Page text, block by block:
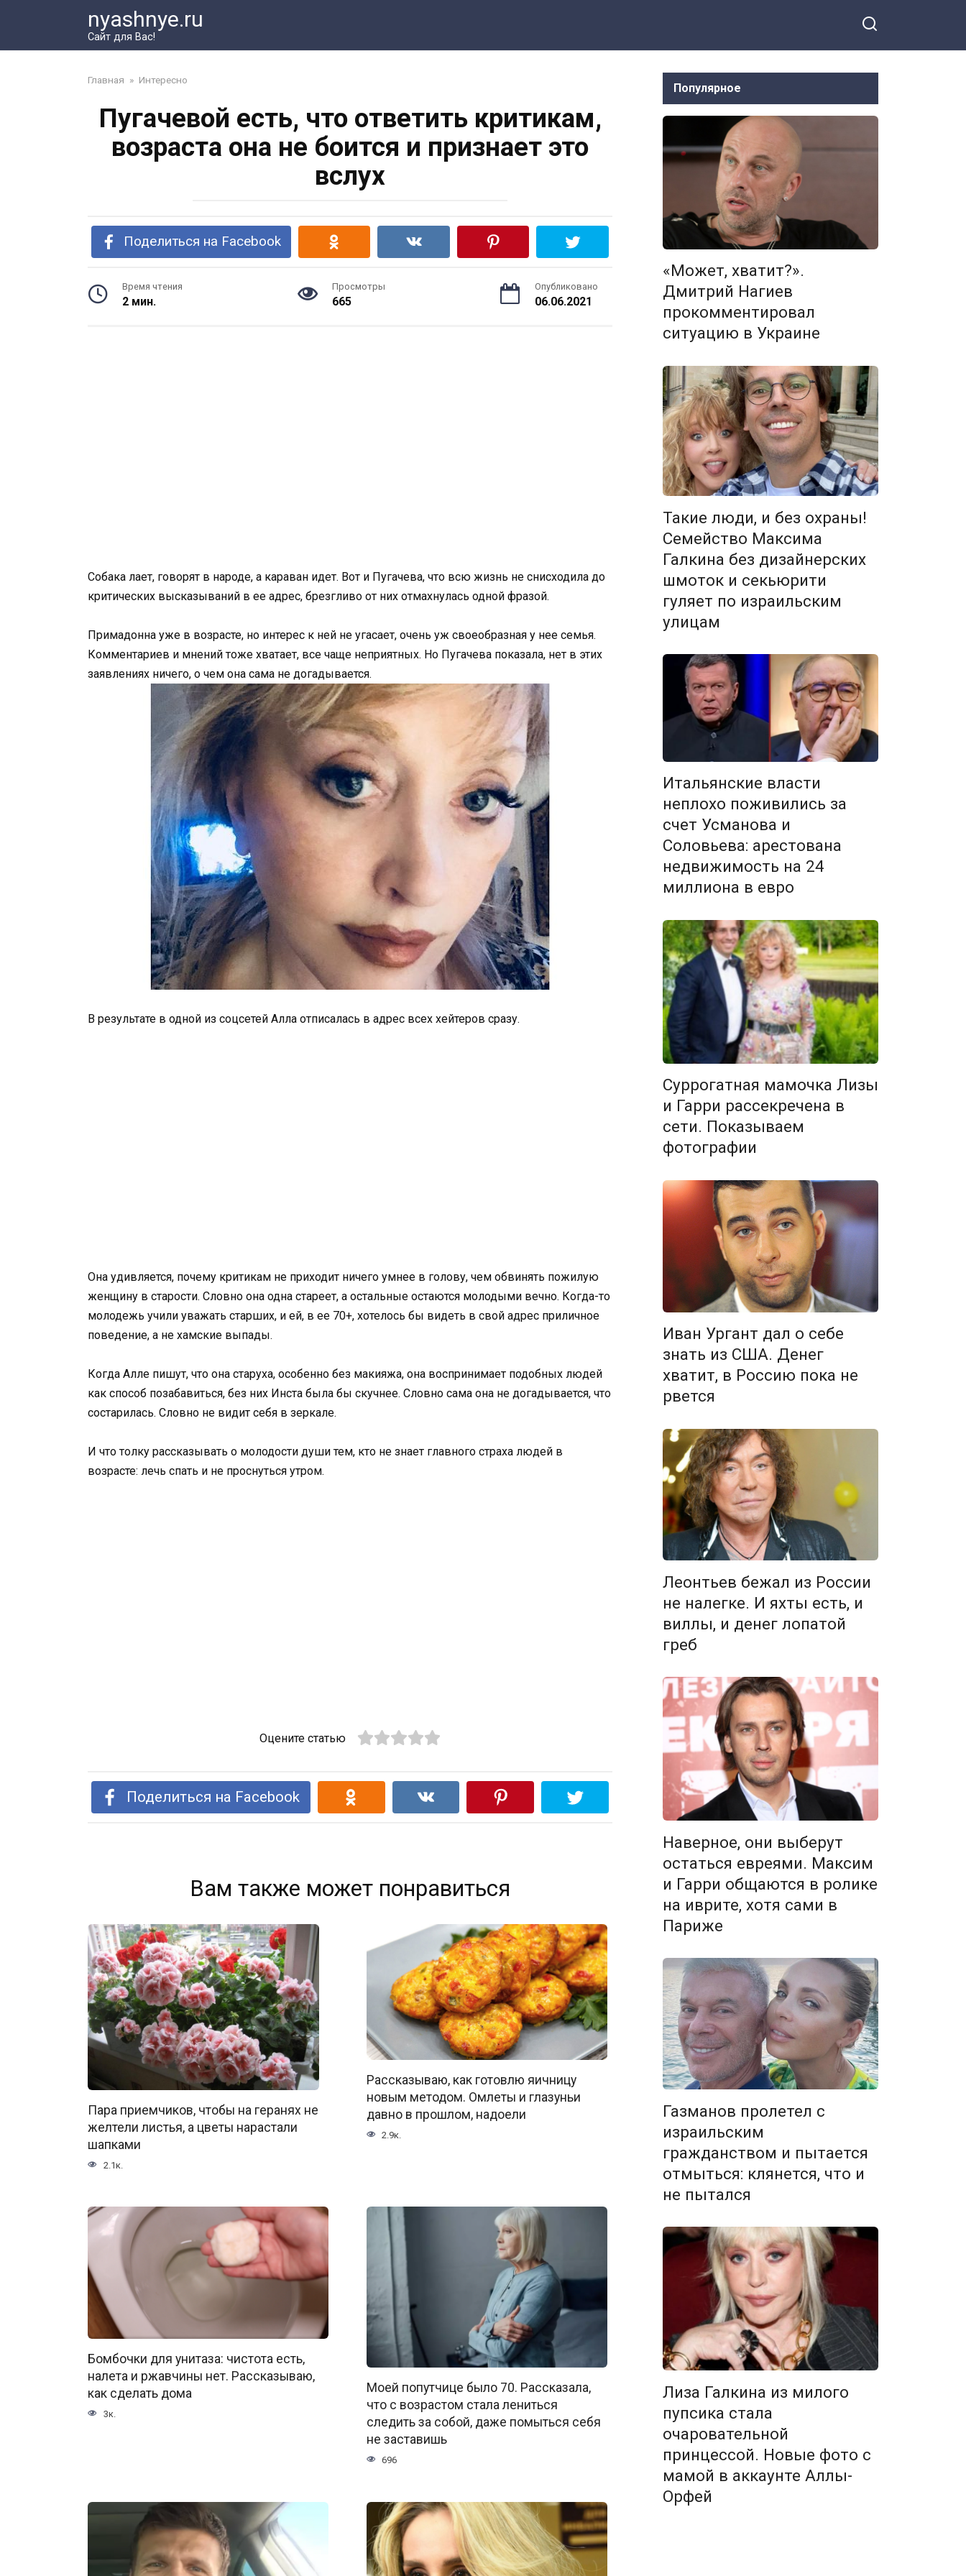
nyashnye.ru
Сайт для Вас!
Главная » Интересно
Пугачевой есть, что ответить критикам,
возраста она не боится и признает это
вслух
Поделиться на Facebook
Время чтения
2 мин.
Просмотры
665
Опубликовано
06.06.2021
Собака лает, говорят в народе, а караван идет. Вот и Пугачева, что всю жизнь не снисходила до
критических высказываний в ее адрес, брезгливо от них отмахнулась одной фразой.
Примадонна уже в возрасте, но интерес к ней не угасает, очень уж своеобразная у нее семья.
Комментариев и мнений тоже хватает, все чаще неприятных. Но Пугачева показала, нет в этих
заявлениях ничего, о чем она сама не догадывается.
В результате в одной из соцсетей Алла отписалась в адрес всех хейтеров сразу.
Она удивляется, почему критикам не приходит ничего умнее в голову, чем обвинять пожилую
женщину в старости. Словно она одна стареет, а остальные остаются молодыми вечно. Когда-то
молодежь учили уважать старших, и ей, в ее 70+, хотелось бы видеть в свой адрес приличное
поведение, а не хамские выпады.
Когда Алле пишут, что она старуха, особенно без макияжа, она воспринимает подобных людей
как способ позабавиться, без них Инста была бы скучнее. Словно сама она не догадывается, что
состарилась. Словно не видит себя в зеркале.
И что толку рассказывать о молодости души тем, кто не знает главного страха людей в
возрасте: лечь спать и не проснуться утром.
Оцените статью
Поделиться на Facebook
Вам также может понравиться
Пара приемчиков, чтобы на геранях не
желтели листья, а цветы нарастали
шапками
2.1к.
Рассказываю, как готовлю яичницу
новым методом. Омлеты и глазуньи
давно в прошлом, надоели
2.9к.
Бомбочки для унитаза: чистота есть,
налета и ржавчины нет. Рассказываю,
как сделать дома
3к.
Моей попутчице было 70. Рассказала,
что с возрастом стала лениться
следить за собой, даже помыться себя
не заставишь
696
Популярное
«Может, хватит?».
Дмитрий Нагиев
прокомментировал
ситуацию в Украине
Такие люди, и без охраны!
Семейство Максима
Галкина без дизайнерских
шмоток и секьюрити
гуляет по израильским
улицам
Итальянские власти
неплохо поживились за
счет Усманова и
Соловьева: арестована
недвижимость на 24
миллиона в евро
Суррогатная мамочка Лизы
и Гарри рассекречена в
сети. Показываем
фотографии
Иван Ургант дал о себе
знать из США. Денег
хватит, в Россию пока не
рвется
Леонтьев бежал из России
не налегке. И яхты есть, и
виллы, и денег лопатой
греб
Наверное, они выберут
остаться евреями. Максим
и Гарри общаются в ролике
на иврите, хотя сами в
Париже
Газманов пролетел с
израильским
гражданством и пытается
отмыться: клянется, что и
не пытался
Лиза Галкина из милого
пупсика стала
очаровательной
принцессой. Новые фото с
мамой в аккаунте Аллы-
Орфей